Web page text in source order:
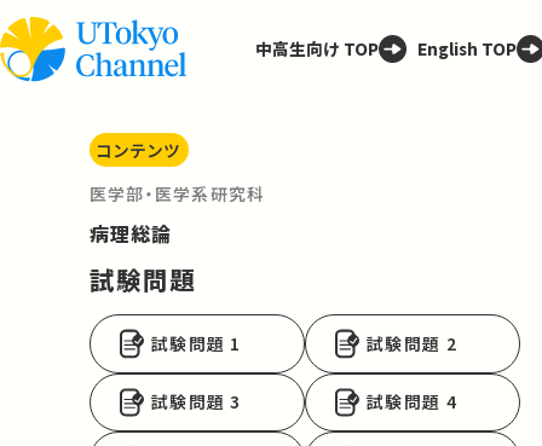
中高生向け TOP English TOP
コンテンツ
医学部・医学系研究科
病理総論
試験問題
試験問題 1 試験問題 2
試験問題 3 試験問題 4